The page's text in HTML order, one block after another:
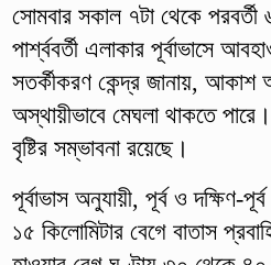
সোমবার সকাল ৭টা থেকে
পার্শ্ববর্তী এলাকার পূর্বাভাসে
সতর্কীকরণ কেন্দ্র জানায়, আকাশ
অস্থায়ীভাবে মেঘলা থাকতে
বৃষ্টির সম্ভাবনা রয়েছে।
পূর্বাভাস অনুযায়ী, পূর্ব ও দক্ষিণ-
১৫ কিলোমিটার বেগে বাতাস